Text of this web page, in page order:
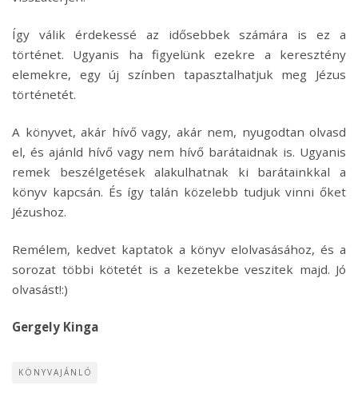
Így válik érdekessé az idősebbek számára is ez a
történet. Ugyanis ha figyelünk ezekre a keresztény
elemekre, egy új színben tapasztalhatjuk meg Jézus
történetét.
A könyvet, akár hívő vagy, akár nem, nyugodtan olvasd
el, és ajánld hívő vagy nem hívő barátaidnak is. Ugyanis
remek beszélgetések alakulhatnak ki barátainkkal a
könyv kapcsán. És így talán közelebb tudjuk vinni őket
Jézushoz.
Remélem, kedvet kaptatok a könyv elolvasásához, és a
sorozat többi kötetét is a kezetekbe veszitek majd. Jó
olvasást!:)
Gergely Kinga
KÖNYVAJÁNLÓ